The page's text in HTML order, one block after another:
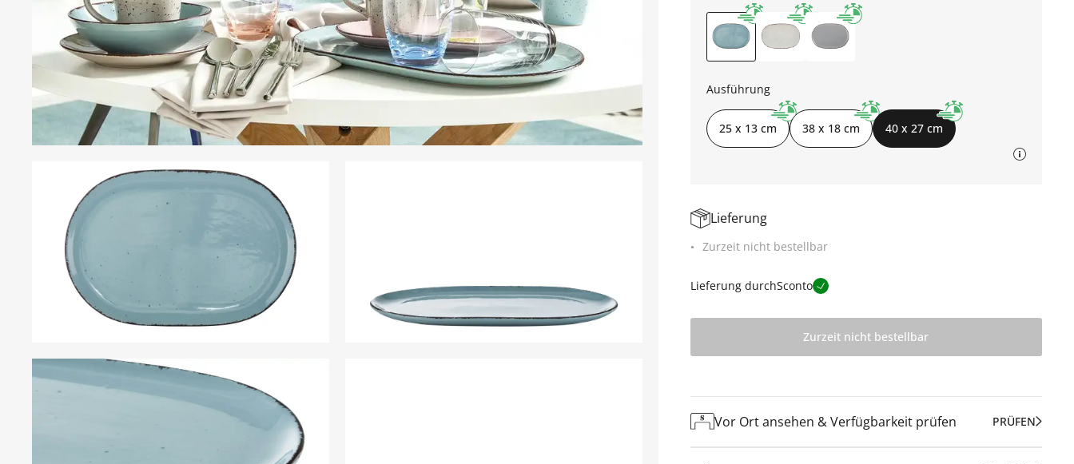
Ausführung
25 x 13 cm 38 x 18 cm 40 x 27 cm
Lieferung
Zurzeit nicht bestellbar
Lieferung durchSconto
Zurzeit nicht bestellbar
Vor Ort ansehen & Verfügbarkeit prüfen PRÜFEN